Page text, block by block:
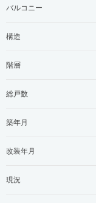
バルコニー
構造
階層
総戸数
築年月
改装年月
現況